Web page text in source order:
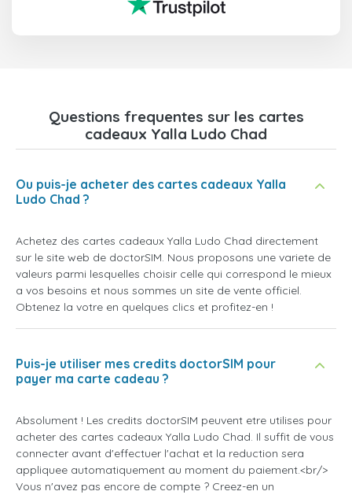
Questions frequentes sur les cartes
cadeaux Yalla Ludo Chad
Ou puis-je acheter des cartes cadeaux Yalla
Ludo Chad ?
Achetez des cartes cadeaux Yalla Ludo Chad directement
sur le site web de doctorSIM. Nous proposons une variete de
valeurs parmi lesquelles choisir celle qui correspond le mieux
a vos besoins et nous sommes un site de vente officiel.
Obtenez la votre en quelques clics et profitez-en !
Puis-je utiliser mes credits doctorSIM pour
payer ma carte cadeau ?
Absolument ! Les credits doctorSIM peuvent etre utilises pour
acheter des cartes cadeaux Yalla Ludo Chad. Il suffit de vous
connecter avant d'effectuer l'achat et la reduction sera
appliquee automatiquement au moment du paiement.<br/>
Vous n'avez pas encore de compte ? Creez-en un